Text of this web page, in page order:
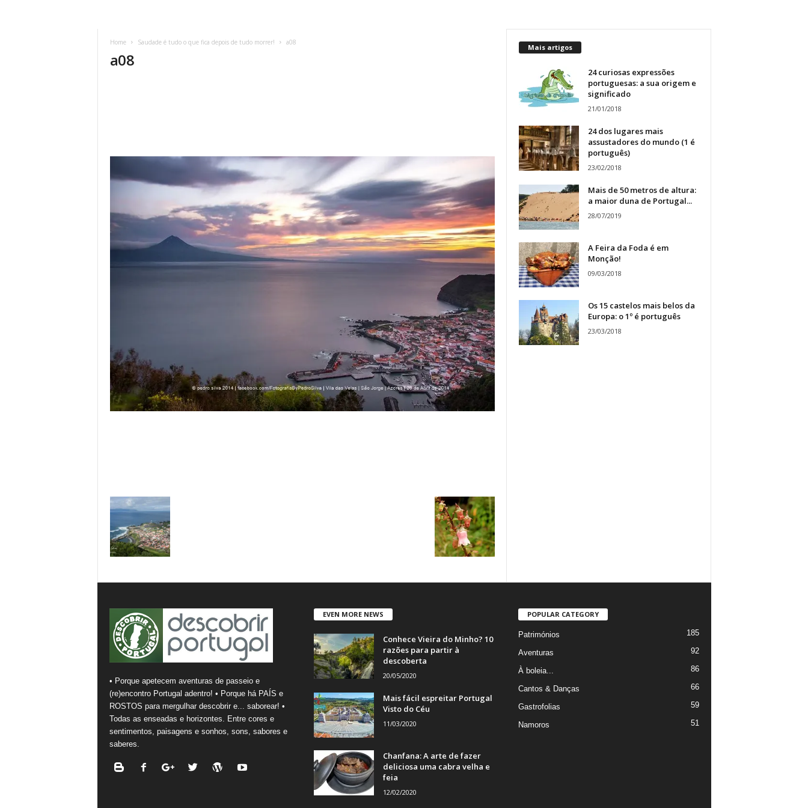
Home Saudade é tudo o que fica depois de tudo morrer! a08
a08
Mais artigos
24 curiosas expressões
portuguesas: a sua origem e
significado
21/01/2018
24 dos lugares mais
assustadores do mundo (1 é
português)
23/02/2018
Mais de 50 metros de altura:
a maior duna de Portugal...
28/07/2019
A Feira da Foda é em
Monção!
09/03/2018
Os 15 castelos mais belos da
Europa: o 1º é português
23/03/2018
• Porque apetecem aventuras de passeio e
(re)encontro Portugal adentro! • Porque há PAÍS e
ROSTOS para mergulhar descobrir e... saborear! •
Todas as enseadas e horizontes. Entre cores e
sentimentos, paisagens e sonhos, sons, sabores e
saberes.
EVEN MORE NEWS
Conhece Vieira do Minho? 10
razões para partir à
descoberta
20/05/2020
Mais fácil espreitar Portugal
Visto do Céu
11/03/2020
Chanfana: A arte de fazer
deliciosa uma cabra velha e
feia
12/02/2020
POPULAR CATEGORY
Patrimónios 185
Aventuras 92
À boleia... 86
Cantos & Danças 66
Gastrofolias 59
Namoros 51